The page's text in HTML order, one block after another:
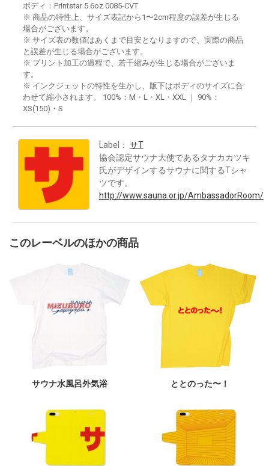
ボディ：Printstar 5.6oz 0085-CVT
※ 商品の特性上、サイズ表記から1〜2cm程度の誤差が生じる
場合がございます。
※ サイズ表の数値はあくまで目安となりますので、実際の商品
と誤差が生じる場合がございます。
※ プリント加工の過程で、若干縮みが生じる場合がございま
す。
※ インクジェットの特性を生かし、版下はボディのサイズに合
わせて縮小されます。 100%：M・L・XL・XXL ｜ 90%：
XS(150)・S
Label： サT
協会認定サウナ大使であるタナカカツキ
氏がデザインするサウナに関するTシャ
ツです。
http://www.sauna.or.jp/AmbassadorRoom/
このレーベルのほかの商品
サウナ水風呂外気浴 ととのった〜！